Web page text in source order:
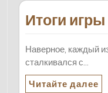
Итоги
Наверное, каждый
сталкивался с…
Читайте далее